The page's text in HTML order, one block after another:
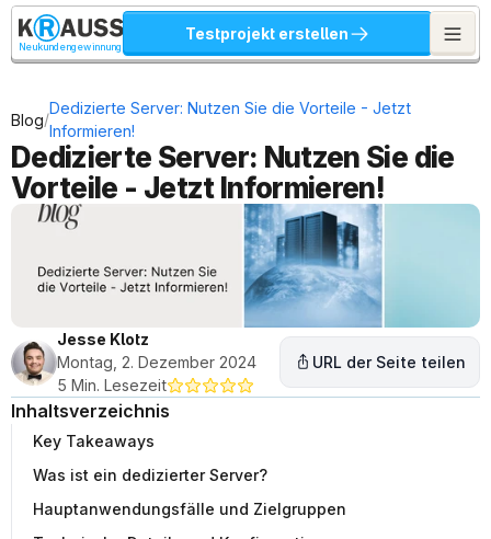
Neukundengewinnung
Testprojekt erstellen
Blog/
Dedizierte Server: Nutzen Sie die Vorteile - Jetzt
Informieren!
Dedizierte Server: Nutzen Sie die
Vorteile - Jetzt Informieren!
Jesse Klotz
Montag, 2. Dezember 2024
5 Min. Lesezeit
URL der Seite teilen
Inhaltsverzeichnis
Key Takeaways
Was ist ein dedizierter Server?
Hauptanwendungsfälle und Zielgruppen